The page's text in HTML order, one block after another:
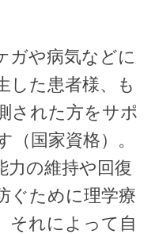
ガや病気などに
した患者様、も
された方をサポ
国家資格）。
力の維持や回復
ぐために理学療
それによって自